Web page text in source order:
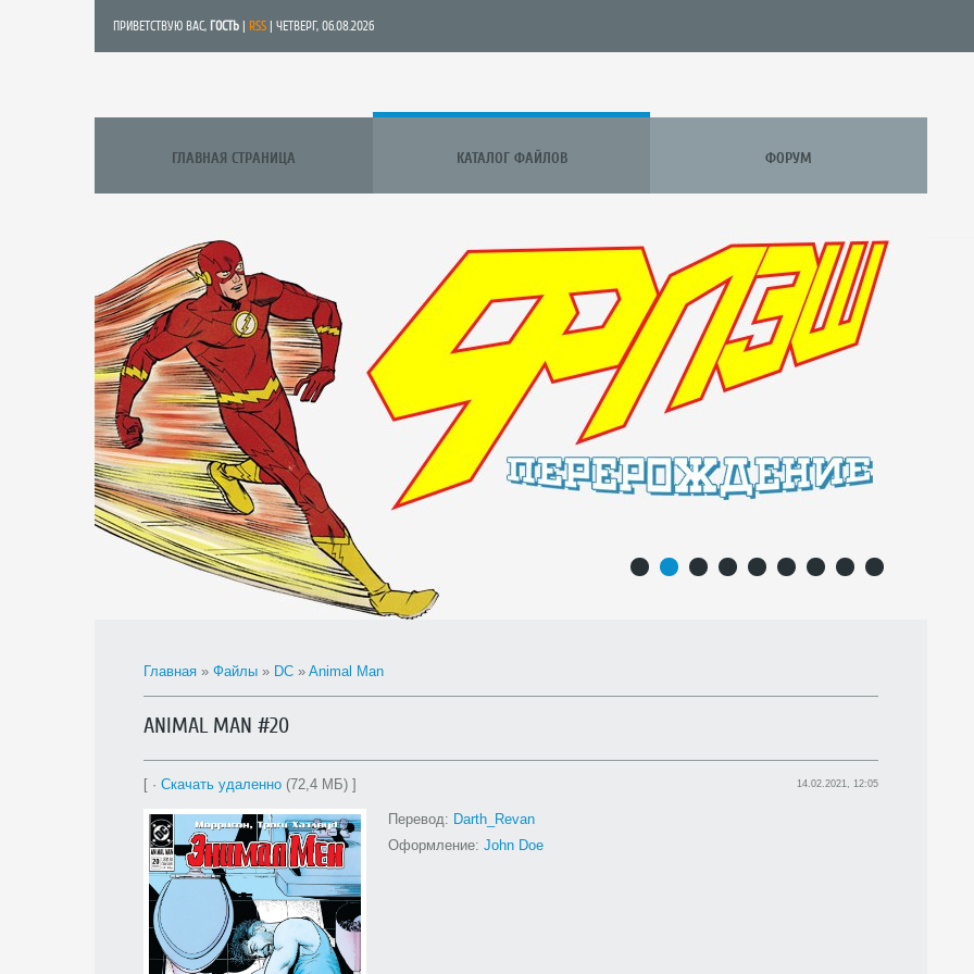
ПРИВЕТСТВУЮ ВАС, ГОСТЬ RSS | ЧЕТВЕРГ, 06.08.2026
ГЛАВНАЯ СТРАНИЦА КАТАЛОГ ФАЙЛОВ ФОРУМ
Главная » Файлы » DC » Animal Man
ANIMAL MAN #20
[ · Скачать удаленно (72,4 МБ) ] 14.02.2021, 12:05
Перевод: Darth_Revan
Оформление: John Doe